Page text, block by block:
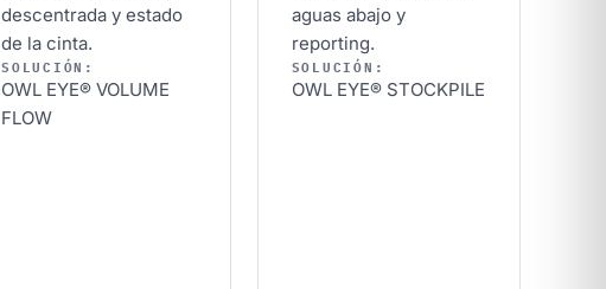
descentrada y estado
de la cinta.
SOLUCIÓN:
OWL EYE® VOLUME
FLOW
aguas abajo y
reporting.
SOLUCIÓN:
OWL EYE® STOCKPILE